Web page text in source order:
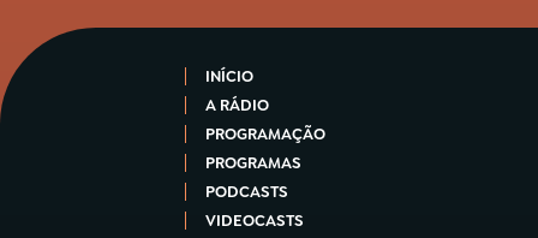
INÍCIO
A RÁDIO
PROGRAMAÇÃO
PROGRAMAS
PODCASTS
VIDEOCASTS